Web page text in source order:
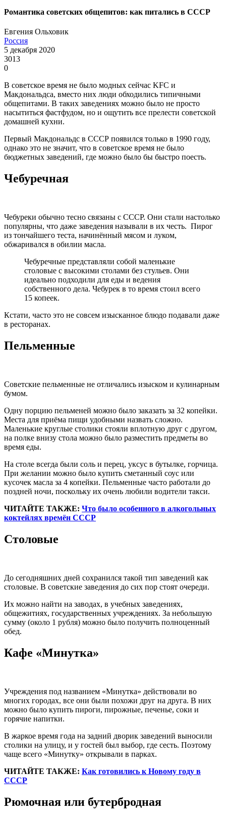
Романтика советских общепитов: как питались в СССР
Евгения Ольховик
Россия
5 декабря 2020
3013
0
В советское время не было модных сейчас KFC и
Макдональдса, вместо них люди обходились типичными
общепитами. В таких заведениях можно было не просто
насытиться фастфудом, но и ощутить все прелести советской
домашней кухни.
Первый Макдональдс в СССР появился только в 1990 году,
однако это не значит, что в советское время не было
бюджетных заведений, где можно было бы быстро поесть.
Чебуречная
Чебуреки обычно тесно связаны с СССР. Они стали настолько
популярны, что даже заведения называли в их честь. Пирог
из тончайшего теста, начинённый мясом и луком,
обжаривался в обилии масла.
Чебуречные представляли собой маленькие
столовые с высокими столами без стульев. Они
идеально подходили для еды и ведения
собственного дела. Чебурек в то время стоил всего
15 копеек.
Кстати, часто это не совсем изысканное блюдо подавали даже
в ресторанах.
Пельменные
Советские пельменные не отличались изыском и кулинарным
бумом.
Одну порцию пельменей можно было заказать за 32 копейки.
Места для приёма пищи удобными назвать сложно.
Маленькие круглые столики стояли вплотную друг с другом,
на полке внизу стола можно было разместить предметы во
время еды.
На столе всегда были соль и перец, уксус в бутылке, горчица.
При желании можно было купить сметанный соус или
кусочек масла за 4 копейки. Пельменные часто работали до
поздней ночи, поскольку их очень любили водители такси.
ЧИТАЙТЕ ТАКЖЕ: Что было особенного в алкогольных
коктейлях времён СССР
Столовые
До сегодняшних дней сохранился такой тип заведений как
столовые. В советские заведения до сих пор стоят очереди.
Их можно найти на заводах, в учебных заведениях,
общежитиях, государственных учреждениях. За небольшую
сумму (около 1 рубля) можно было получить полноценный
обед.
Кафе «Минутка»
Учреждения под названием «Минутка» действовали во
многих городах, все они были похожи друг на друга. В них
можно было купить пироги, пирожные, печенье, соки и
горячие напитки.
В жаркое время года на задний дворик заведений выносили
столики на улицу, и у гостей был выбор, где сесть. Поэтому
чаще всего «Минутку» открывали в парках.
ЧИТАЙТЕ ТАКЖЕ: Как готовились к Новому году в
СССР
Рюмочная или бутербродная